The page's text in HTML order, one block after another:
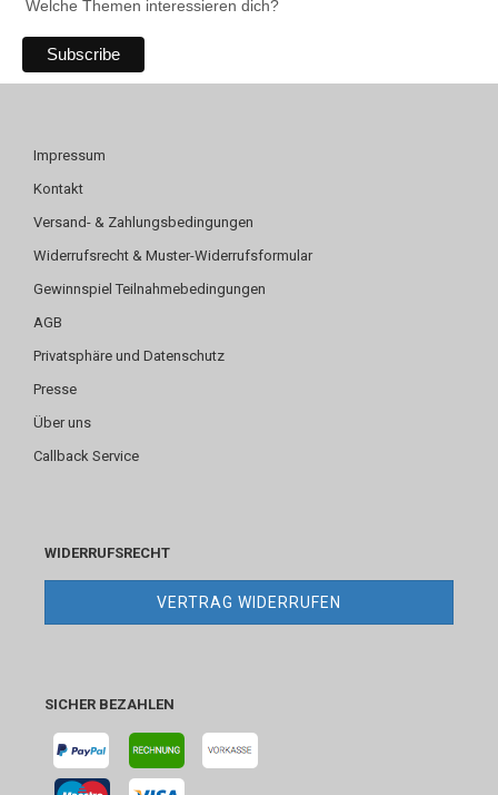
Welche Themen interessieren dich?
Impressum
Kontakt
Versand- & Zahlungsbedingungen
Widerrufsrecht & Muster-Widerrufsformular
Gewinnspiel Teilnahmebedingungen
AGB
Privatsphäre und Datenschutz
Presse
Über uns
Callback Service
WIDERRUFSRECHT
VERTRAG WIDERRUFEN
SICHER BEZAHLEN